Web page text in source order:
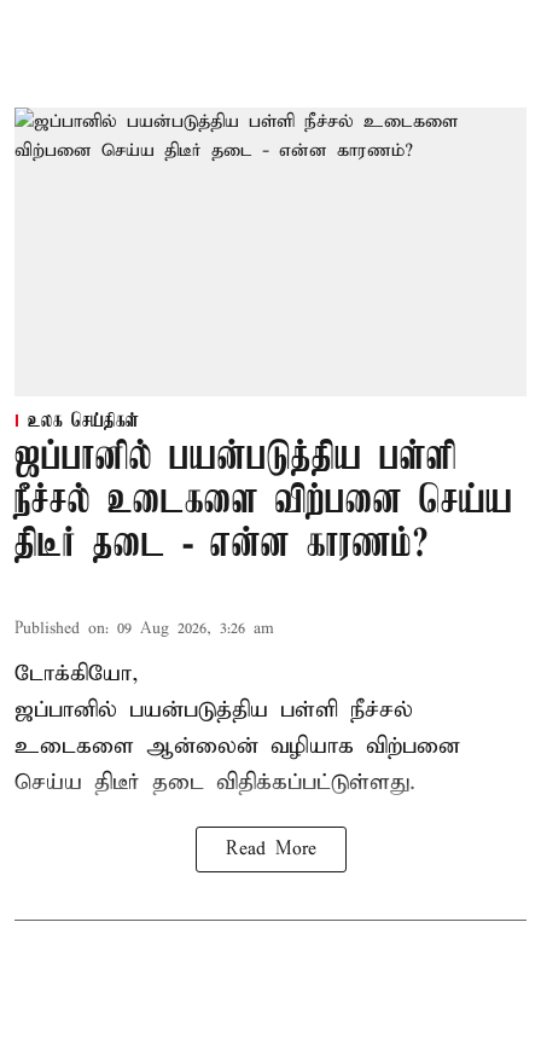
உலக செய்திகள்
ஜப்பானில் பயன்படுத்திய பள்ளி
நீச்சல் உடைகளை விற்பனை செய்ய
திடீர் தடை - என்ன காரணம்?
Published on: 09 Aug 2026, 3:26 am
டோக்கியோ,
ஜப்பானில் பயன்படுத்திய பள்ளி நீச்சல்
உடைகளை ஆன்லைன் வழியாக விற்பனை
செய்ய திடீர் தடை விதிக்கப்பட்டுள்ளது.
Read More